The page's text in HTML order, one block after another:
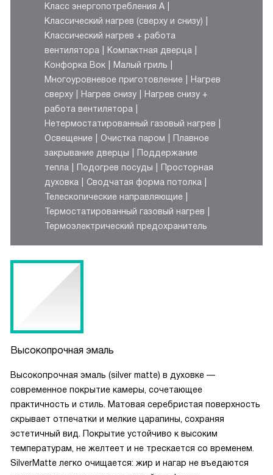
Класс энергопотребления А
Классический нагрев (сверху и снизу)
Классический нагрев + работа
вентилятора
Компактная дверца
Конфорка Вок
Малый гриль
Многоуровневое приготовление
Нагрев
сверху
Нагрев снизу
Нагрев снизу +
работа вентилятора
Нетермостатированный газовый нагрев
Освещение
Очистка паром
Плавное
закрывание дверцы
Поддержание
тепла
Подогрев посуды
Просторная
духовка
Сводчатая форма потолка
Телескопические направляющие
Термостатированный газовый нагрев
Термоэлектрический предохранитель
Высокопрочная эмаль
Высокопрочная эмаль (silver matte) в духовке —
современное покрытие камеры, сочетающее
практичность и стиль. Матовая серебристая поверхность
скрывает отпечатки и мелкие царапины, сохраняя
эстетичный вид. Покрытие устойчиво к высоким
температурам, не желтеет и не трескается со временем.
SilverMatte легко очищается: жир и нагар не въедаются